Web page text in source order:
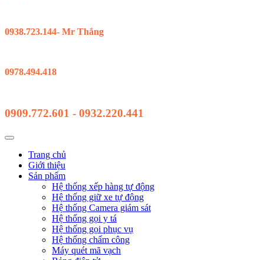
0938.723.144- Mr Thắng
0978.494.418
0909.772.601 - 0932.220.441
Trang chủ
Giới thiệu
Sản phẩm
Hệ thống xếp hàng tự động
Hệ thống giữ xe tự động
Hệ thống Camera giám sát
Hệ thống gọi y tá
Hệ thống gọi phục vụ
Hệ thống chấm công
Máy quét mã vạch